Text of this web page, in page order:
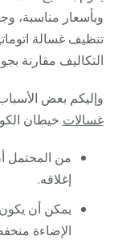
وبأسعار مناسبة،
تنظيف غسالة
التكاليف مقارنة
وإليكم بعض
غسالات خيطان
من المحتمل
إغلاقه.
يمكن أن
الإضاءة